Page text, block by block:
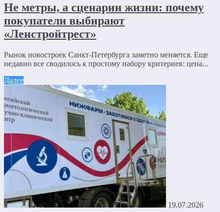
Не метры, а сценарии жизни: почему
покупатели выбирают
«Ленстройтрест»
Рынок новостроек Санкт-Петербурга заметно меняется. Еще
недавно все сводилось к простому набору критериев: цена...
Далее
19.07.2026